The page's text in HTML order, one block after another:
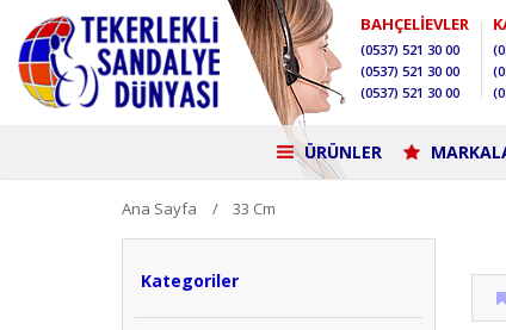
BAHÇELİEVLER
(0537) 521 30 00
(0537) 521 30 00
(0537) 521 30 00
ÜRÜNLER
Ana Sayfa 33 Cm
Kategoriler